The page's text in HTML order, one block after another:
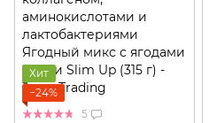
Хит
−24%
5